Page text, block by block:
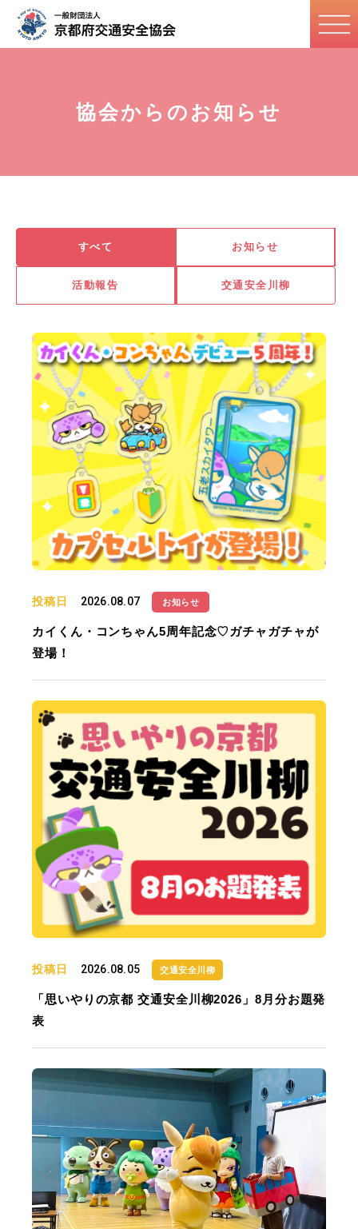
協会からのお知らせ
すべて お知らせ
活動報告 交通安全川柳
投稿日 2026.08.07 お知らせ
カイくん・コンちゃん5周年記念♡ガチャガチャが
登場！
投稿日 2026.08.05 交通安全川柳
「思いやりの京都 交通安全川柳2026」8月分お題発
表